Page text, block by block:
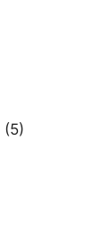
(5)